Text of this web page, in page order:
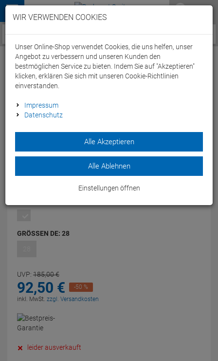
Menü
Service / Hilfe
Speedo Fastskin LZR Racer Elite 2 Jammer
Wettkampfhose - 28 black/siren red
Die Speedo Fastskin LZR Racer Elite 2 Jammer
Wettkampfhose ist eine Wettkampf-Schwimmhose für
GRÖSSEN DE: 28
UVP: 185,00€
92,50 €
-50 %
inkl. MwSt. zzgl. Versandkosten
leider ausverkauft
WIR VERWENDEN COOKIES
Unser Online-Shop verwendet Cookies, die uns helfen, unser
Angebot zu verbessern und unseren Kunden den
bestmöglichen Service zu bieten. Indem Sie auf "Akzeptieren"
klicken, erklären Sie sich mit unseren Cookie-Richtlinien
einverstanden.
Impressum
Datenschutz
Alle Akzeptieren
Alle Ablehnen
Einstellungen öffnen